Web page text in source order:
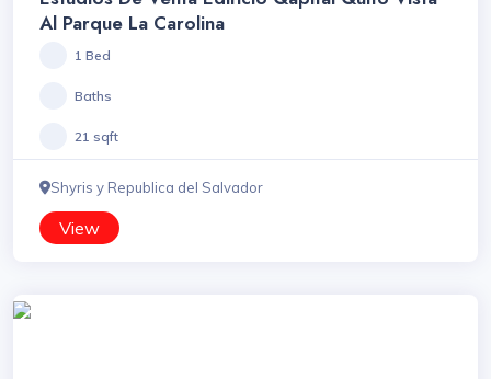
Al Parque La Carolina
1 Bed
Baths
21 sqft
Shyris y Republica del Salvador
View